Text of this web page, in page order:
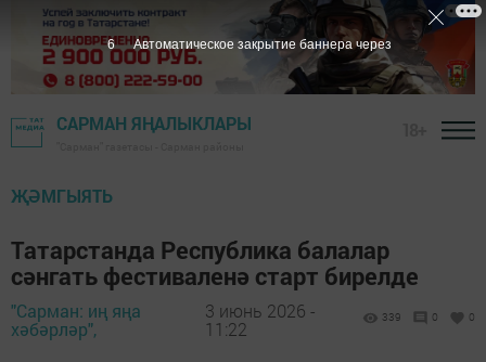
САРМАН ЯҢАЛЫКЛАРЫ
ҖӘМГЫЯТЬ
Татарстанда Республика балалар
сәнгать фестиваленә старт бирелде
"Сарман: иң яңа
хәбәрләр",
3 июнь 2026 -
11:22
339 0 0
5 Автоматическое закрытие баннера через